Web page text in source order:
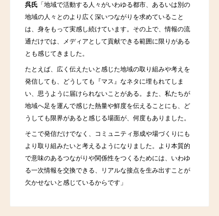
呉氏 「地域で活動する人々がいわゆる都市、あるいは別の
地域の人々とのより広く深いつながりを求めていること
は、身をもって実感し続けています。その上で、情報の流
通だけでは、メディアとして貢献できる範囲に限りがある
とも感じてきました。
たとえば、広く伝えたいと感じた地域の取り組みや考えを
発信しても、どうしても『マス』なネタに埋もれてしま
い、思うように届けられないことがある。また、私たちが
地域へ足を運んで感じた熱量や鮮度を伝えることにも、ど
うしても限界があると感じる場面が、何度もありました。
そこで発信だけでなく、コミュニティ形成や場づくりにも
より取り組みたいと考えるようになりました。より本質的
で意味のあるつながりや関係性をつくるためには、いわゆ
る一次情報を交換できる、リアルな接点を生み出すことが
欠かせないと感じているからです」